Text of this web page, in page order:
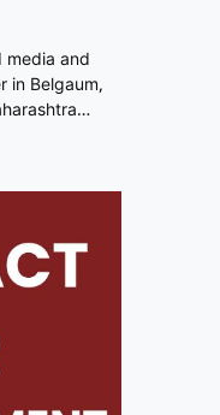
media and
in Belgaum,